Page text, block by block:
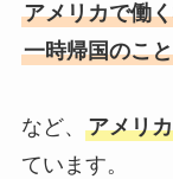
アメリカで働
一時帰国のこと
など、 アメリ
ています。